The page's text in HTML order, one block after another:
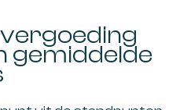
gemiddelde